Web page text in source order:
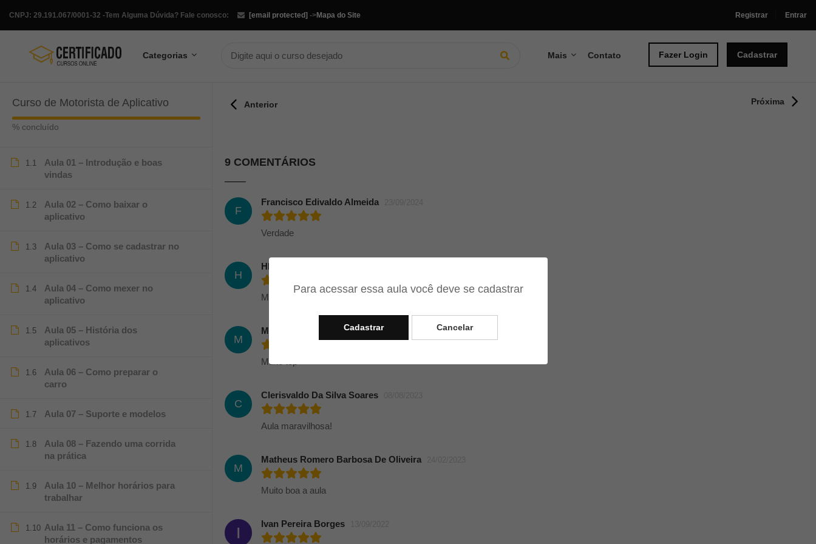
Para acessar essa aula você deve se cadastrar
Cadastrar Cancelar
Tem Alguma Dúvida? Fale conosco: [email protected]
CNPJ: 29.191.067/0001-32 - ->Mapa do Site Registrar Entrar
Categorias Mais Contato Fazer Login Cadastrar
Curso de Motorista de Aplicativo
% concluído
1.1
Aula 01 – Introdução e boas
vindas
1.2
Aula 02 – Como baixar o
aplicativo
1.3
Aula 03 – Como se cadastrar no
aplicativo
1.4
Aula 04 – Como mexer no
aplicativo
1.5
Aula 05 – História dos
aplicativos
1.6
Aula 06 – Como preparar o
carro
1.7 Aula 07 – Suporte e modelos
1.8
Aula 08 – Fazendo uma corrida
na prática
1.9
Aula 10 – Melhor horários para
trabalhar
1.10 Aula 11 – Como funciona os
horários e pagamentos
Anterior Próxima
9 COMENTÁRIOS
F
Francisco Edivaldo Almeida
Verdade
H
HERCULES MARTINS DOS ANJOS
Muito boa essa aula
M
Marcos Davi De Toledo 03/09/2024
Muito top
C
Clerisvaldo Da Silva Soares
Aula maravilhosa!
M
Matheus Romero Barbosa De Oliveira
Muito boa a aula
Ivan Pereira Borges